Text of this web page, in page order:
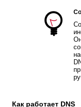
Как работает DNS